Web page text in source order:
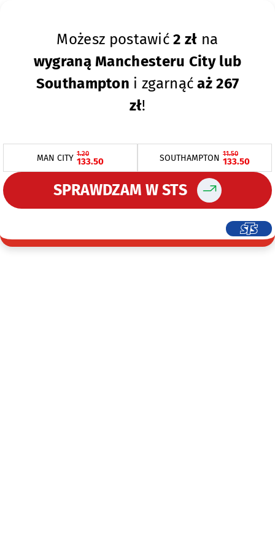
Możesz postawić2 zł na
wygraną Manchesteru City lub
Southampton i zgarnąćaż 267
zł!
MAN CITY 1.20
133.50 SOUTHAMPTON 11.50
133.50
SPRAWDZAM W STS